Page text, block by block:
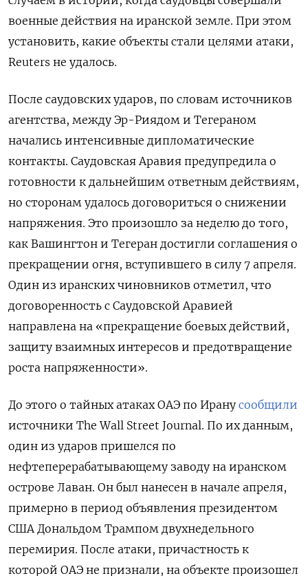
военные действия на иранской земле. При этом
установить, какие объекты стали целями атаки,
Reuters не удалось.
После саудовских ударов, по словам источников
агентства, между Эр-Риядом и Тегераном
начались интенсивные дипломатические
контакты. Саудовская Аравия предупредила о
готовности к дальнейшим ответным действиям,
но сторонам удалось договориться о снижении
напряжения. Это произошло за неделю до того,
как Вашингтон и Тегеран достигли соглашения о
прекращении огня, вступившего в силу 7 апреля.
Один из иранских чиновников отметил, что
договоренность с Саудовской Аравией
направлена на «прекращение боевых действий,
защиту взаимных интересов и предотвращение
роста напряженности».
До этого о тайных атаках ОАЭ по Ирану сообщили
источники The Wall Street Journal. По их данным,
один из ударов пришелся по
нефтеперерабатывающему заводу на иранском
острове Лаван. Он был нанесен в начале апреля,
примерно в период объявления президентом
США Дональдом Трампом двухнедельного
перемирия. После атаки, причастность к
которой ОАЭ не признали, на объекте произошел